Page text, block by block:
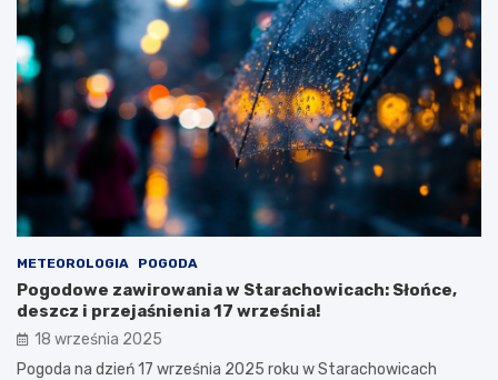
METEOROLOGIA POGODA
Pogodowe zawirowania w Starachowicach: Słońce,
deszcz i przejaśnienia 17 września!
18 września 2025
Pogoda na dzień 17 września 2025 roku w Starachowicach